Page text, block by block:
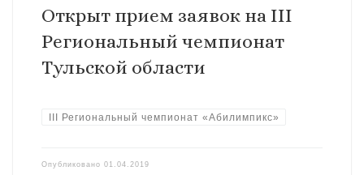
Открыт прием заявок на III
Региональный чемпионат
Тульской области
III Региональный чемпионат «Абилимпикс»
Опубликовано 01.04.2019